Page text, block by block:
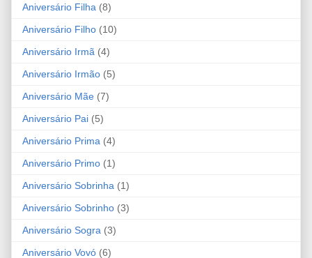
Aniversário Filha (8)
Aniversário Filho (10)
Aniversário Irmã (4)
Aniversário Irmão (5)
Aniversário Mãe (7)
Aniversário Pai (5)
Aniversário Prima (4)
Aniversário Primo (1)
Aniversário Sobrinha (1)
Aniversário Sobrinho (3)
Aniversário Sogra (3)
Aniversário Vovó (6)